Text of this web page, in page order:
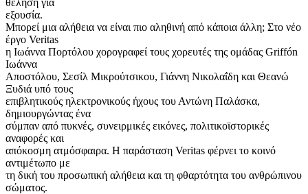
εξουσία.
Μπορεί μια αλήθεια να είναι πιο αληθινή από κάποια άλλη; Στο νέο
έργο Veritas
η Ιωάννα Πορτόλου χορογραφεί τους χορευτές της ομάδας Griffón
Ιωάννα
Αποστόλου, Σεσίλ Μικρούτσικου, Γιάννη Νικολαΐδη και Θεανώ
Ξυδιά υπό τους
επιβλητικούς ηλεκτρονικούς ήχους του Αντώνη Παλάσκα,
δημιουργώντας ένα
σύμπαν από πυκνές, συνειρμικές εικόνες, πολιτικοϊστορικές
αναφορές και
απόκοσμη ατμόσφαιρα. Η παράσταση Veritas φέρνει το κοινό
αντιμέτωπο με
τη δική του προσωπική αλήθεια και τη φθαρτότητα του ανθρώπινου
σώματος.